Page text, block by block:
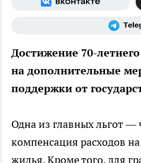
Достижение 70-
на дополнительные
поддержки от
Одна из главных льгот —
компенсация расходов
жилья. Кроме того, для